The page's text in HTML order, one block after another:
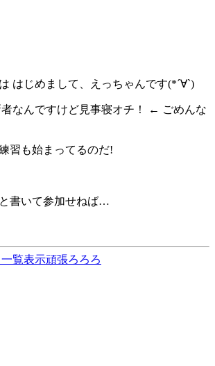
はじめまして、えっちゃんです(*´∀`)
なんですけど見事寝オチ！ ← ごめんな
習も始まってるのだ!
書いて参加せねば…
一覧表示頑張ろろろ